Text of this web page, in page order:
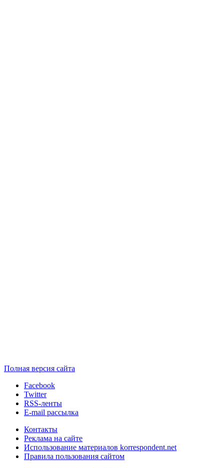
Полная версия сайта
Facebook
Twitter
RSS-ленты
E-mail рассылка
Контакты
Реклама на сайте
Использование материалов korrespondent.net
Правила пользования сайтом